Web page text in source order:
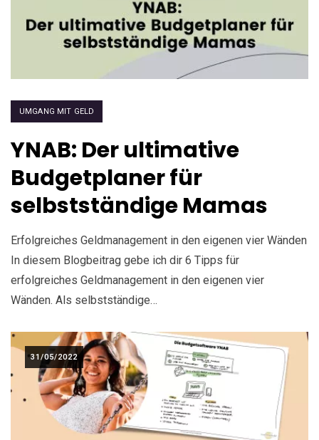
UMGANG MIT GELD
YNAB: Der ultimative
Budgetplaner für
selbstständige Mamas
Erfolgreiches Geldmanagement in den eigenen vier Wänden
In diesem Blogbeitrag gebe ich dir 6 Tipps für
erfolgreiches Geldmanagement in den eigenen vier
Wänden. Als selbstständige…
31/05/2022